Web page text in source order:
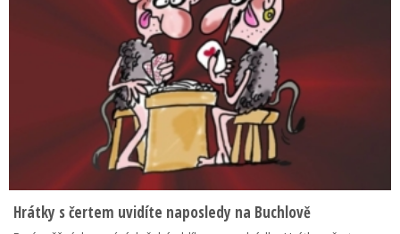
Hrátky s čertem uvidíte naposledy na Buchlově